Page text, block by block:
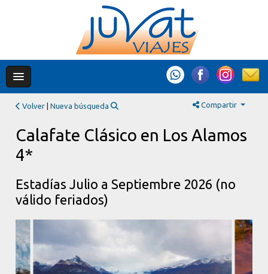
Volver |Nueva búsqueda Compartir
Calafate Clásico en Los Alamos
4*
Estadías Julio a Septiembre 2026 (no
válido feriados)